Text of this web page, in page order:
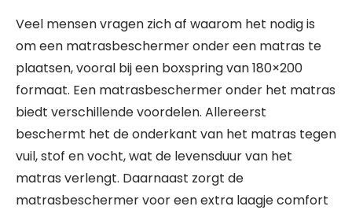
Veel mensen vragen zich af waarom het nodig is
om een matrasbeschermer onder een matras te
plaatsen, vooral bij een boxspring van 180×200
formaat. Een matrasbeschermer onder het matras
biedt verschillende voordelen. Allereerst
beschermt het de onderkant van het matras tegen
vuil, stof en vocht, wat de levensduur van het
matras verlengt. Daarnaast zorgt de
matrasbeschermer voor een extra laagje comfort